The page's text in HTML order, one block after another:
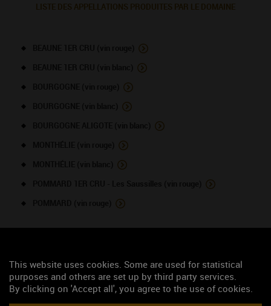
LISTE DES APPELLATIONS PRODUITES PAR LE DOMAINE
Domaine Baduel Guillaume
Caveau de dégustation
This website uses cookies. Some are used for statistical
purposes and others are set up by third party services.
By clicking on 'Accept all', you agree to the use of cookies.